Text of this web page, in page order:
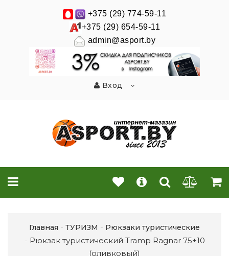
+375 (29) 774-59-11
+375 (29) 654-59-11
admin@asport.by
Вход
Главная ТУРИЗМ Рюкзаки туристические
Рюкзак туристический Tramp Ragnar 75+10
(оливковый)